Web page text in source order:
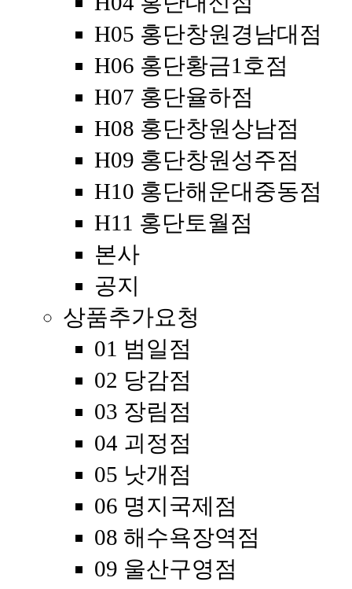
H05 홍단창원경남대점
H06 홍단황금1호점
H07 홍단율하점
H08 홍단창원상남점
H09 홍단창원성주점
H10 홍단해운대중동점
H11 홍단토월점
본사
공지
상품추가요청
01 범일점
02 당감점
03 장림점
04 괴정점
05 낫개점
06 명지국제점
08 해수욕장역점
09 울산구영점